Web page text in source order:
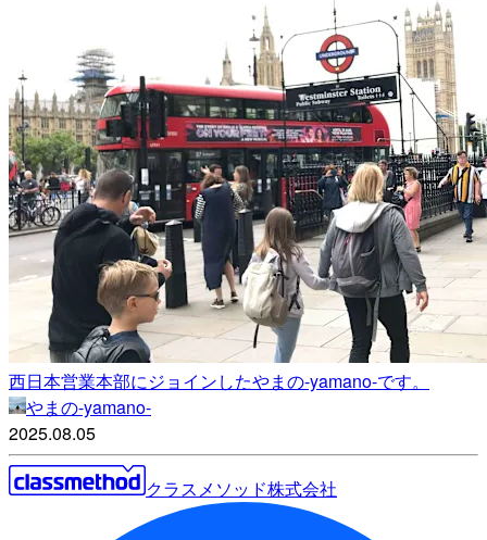
西日本営業本部にジョインしたやまの-yamano-です。
やまの-yamano-
2025.08.05
クラスメソッド株式会社